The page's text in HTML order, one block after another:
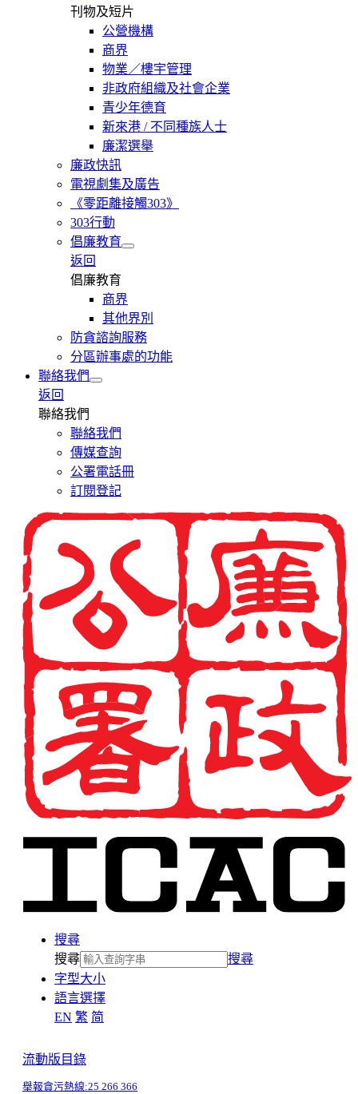
刊物及短片
公營機構
商界
物業／樓宇管理
非政府組織及社會企業
青少年德育
新來港 / 不同種族人士
廉潔選舉
廉政快訊
電視劇集及廣告
《零距離接觸303》
303行動
倡廉教育
返回
倡廉教育
商界
其他界別
防貪諮詢服務
分區辦事處的功能
聯絡我們
返回
聯絡我們
聯絡我們
傳媒查詢
公署電話冊
訂閱登記
搜尋
搜尋
搜尋
字型大小
語言選擇
EN 繁 简
流動版目錄
舉報貪污熱線:25 266 366